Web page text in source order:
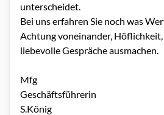
unterscheidet.
Bei uns erfahren Sie noch was
Achtung voneinander,
liebevolle Gespräche ausmachen.
Mfg
Geschäftsführerin
S.König